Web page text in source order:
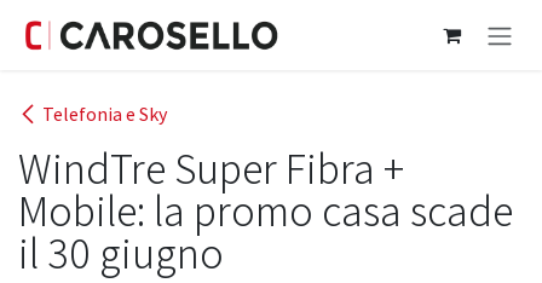
Telefonia e Sky
WindTre Super Fibra +
Mobile: la promo casa scade
il 30 giugno